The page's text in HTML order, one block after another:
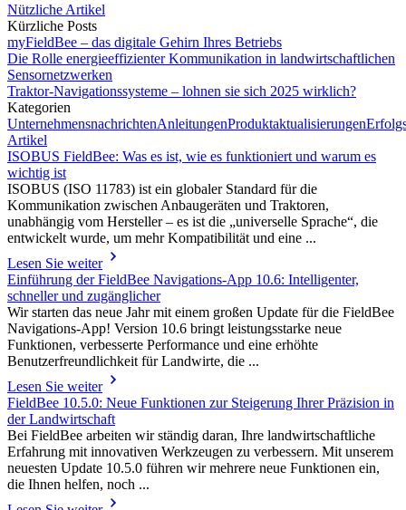
Nützliche Artikel
Kürzliche Posts
myFieldBee – das digitale Gehirn Ihres Betriebs
Die Rolle energieeffizienter Kommunikation in landwirtschaftlichen
Sensornetzwerken
Traktor-Navigationssysteme – lohnen sie sich 2025 wirklich?
Kategorien
UnternehmensnachrichtenAnleitungenProduktaktualisierungen
Artikel
ISOBUS FieldBee: Was es ist, wie es funktioniert und warum es
wichtig ist
ISOBUS (ISO 11783) ist ein globaler Standard für die
Kommunikation zwischen Anbaugeräten und Traktoren,
unabhängig vom Hersteller – es ist die „universelle Sprache“, die
entwickelt wurde, um mehr Kompatibilität und eine ...
Lesen Sie weiter
Einführung der FieldBee Navigations-App 10.6: Intelligenter,
schneller und zugänglicher
Wir starten das neue Jahr mit einem großen Update für die FieldBee
Navigations-App! Version 10.6 bringt leistungsstarke neue
Funktionen, verbesserte Performance und eine erhöhte
Benutzerfreundlichkeit für Landwirte, die ...
Lesen Sie weiter
FieldBee 10.5.0: Neue Funktionen zur Steigerung Ihrer Präzision in
der Landwirtschaft
Bei FieldBee arbeiten wir ständig daran, Ihre landwirtschaftliche
Erfahrung mit innovativen Werkzeugen zu verbessern. Mit unserem
neuesten Update 10.5.0 führen wir mehrere neue Funktionen ein,
die Ihnen helfen, noch ...